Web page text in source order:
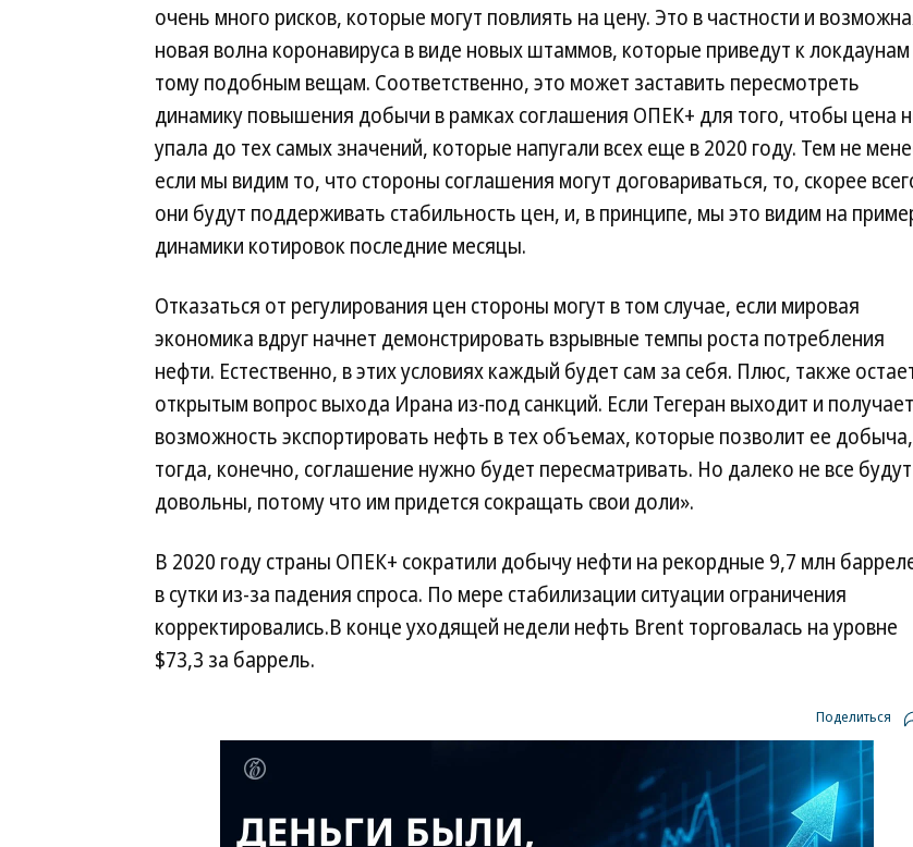
очень много рисков, которые могут повлиять на цену. Это в частности и
новая волна коронавируса в виде новых штаммов, которые приведут к локдаунам
тому подобным вещам. Соответственно, это может заставить пересмотреть
динамику повышения добычи в рамках соглашения ОПЕК+ для того, чтобы цена
упала до тех самых значений, которые напугали всех еще в 2020 году. Тем не
если мы видим то, что стороны соглашения могут договариваться, то, скорее
они будут поддерживать стабильность цен, и, в принципе, мы это видим на
динамики котировок последние месяцы.
Отказаться от регулирования цен стороны могут в том случае, если мировая
экономика вдруг начнет демонстрировать взрывные темпы роста потребления
нефти. Естественно, в этих условиях каждый будет сам за себя. Плюс, также
открытым вопрос выхода Ирана из-под санкций. Если Тегеран выходит и получает
возможность экспортировать нефть в тех объемах, которые позволит ее
тогда, конечно, соглашение нужно будет пересматривать. Но далеко не все будут
довольны, потому что им придется сокращать свои доли».
В 2020 году страны ОПЕК+ сократили добычу нефти на рекордные 9,7 млн
в сутки из-за падения спроса. По мере стабилизации ситуации ограничения
корректировались.В конце уходящей недели нефть Brent торговалась на уровне
$73,3 за баррель.
Поделиться